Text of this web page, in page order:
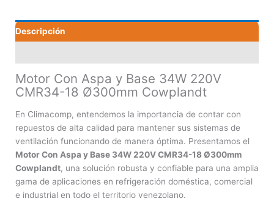
CMR34-
18
cantidad
Descripción
Motor Con Aspa y Base 34W 220V
CMR34-18 Ø300mm Cowplandt
En Climacomp, entendemos la importancia de contar con
repuestos de alta calidad para mantener sus sistemas de
ventilación funcionando de manera óptima. Presentamos el
Motor Con Aspa y Base 34W 220V CMR34-18 Ø300mm
Cowplandt, una solución robusta y confiable para una amplia
gama de aplicaciones en refrigeración doméstica, comercial
e industrial en todo el territorio venezolano.